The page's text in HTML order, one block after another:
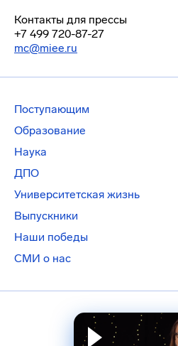
Контакты для прессы
+7 499 720-87-27
mc@miee.ru
Поступающим
Образование
Наука
ДПО
Университетская жизнь
Выпускники
Наши победы
СМИ о нас